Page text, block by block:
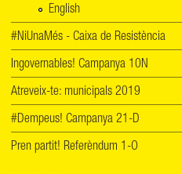
English
#NiUnaMés - Caixa de Resistència
Ingovernables! Campanya 10N
Atreveix-te: municipals 2019
#Dempeus! Campanya 21-D
Pren partit! Referèndum 1-O